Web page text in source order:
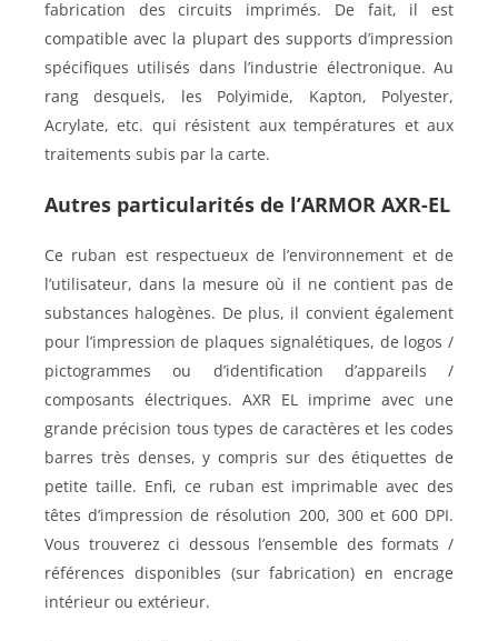
fabrication des circuits imprimés. De fait, il est
compatible avec la plupart des supports d’impression
spécifiques utilisés dans l’industrie électronique. Au
rang desquels, les Polyimide, Kapton, Polyester,
Acrylate, etc. qui résistent aux températures et aux
traitements subis par la carte.
Autres particularités de l’ARMOR AXR-EL
Ce ruban est respectueux de l’environnement et de
l’utilisateur, dans la mesure où il ne contient pas de
substances halogènes. De plus, il convient également
pour l’impression de plaques signalétiques, de logos /
pictogrammes ou d’identification d’appareils /
composants électriques. AXR EL imprime avec une
grande précision tous types de caractères et les codes
barres très denses, y compris sur des étiquettes de
petite taille. Enfi, ce ruban est imprimable avec des
têtes d’impression de résolution 200, 300 et 600 DPI.
Vous trouverez ci dessous l’ensemble des formats /
références disponibles (sur fabrication) en encrage
intérieur ou extérieur.